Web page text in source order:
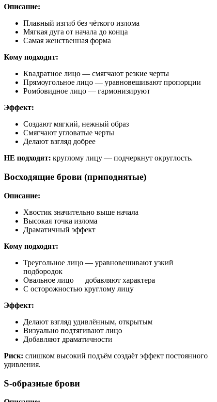
Описание:
Плавный изгиб без чёткого излома
Мягкая дуга от начала до конца
Самая женственная форма
Кому подходят:
Квадратное лицо — смягчают резкие черты
Прямоугольное лицо — уравновешивают пропорции
Ромбовидное лицо — гармонизируют
Эффект:
Создают мягкий, нежный образ
Смягчают угловатые черты
Делают взгляд добрее
НЕ подходят: круглому лицу — подчеркнут округлость.
Восходящие брови (приподнятые)
Описание:
Хвостик значительно выше начала
Высокая точка излома
Драматичный эффект
Кому подходят:
Треугольное лицо — уравновешивают узкий
подбородок
Овальное лицо — добавляют характера
С осторожностью круглому лицу
Эффект:
Делают взгляд удивлённым, открытым
Визуально подтягивают лицо
Добавляют драматичности
Риск: слишком высокий подъём создаёт эффект постоянного
удивления.
S-образные брови